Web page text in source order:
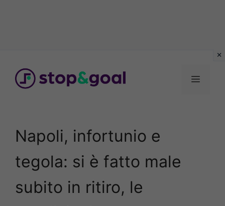
contenuto
Menu
Napoli, infortunio e
tegola: si è fatto male
subito in ritiro, le